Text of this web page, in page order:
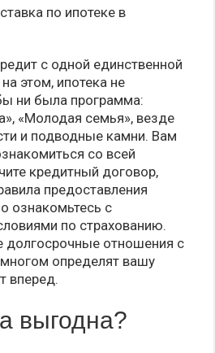
с одной единственной
этом, ипотека не
ни была программа:
«Молодая семья», везде
и подводные камни. Вам
со всей
кредитный договор,
предоставления
ознакомьтесь с
по страхованию.
долгосрочные отношения с
определят вашу
вперед.
выгодна?